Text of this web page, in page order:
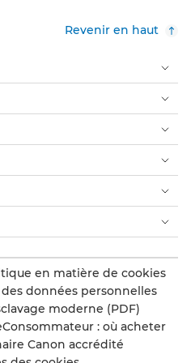
Revenir en haut
en matière de cookies
données personnelles
moderne (PDF)
Consommateur : où acheter
Canon accrédité